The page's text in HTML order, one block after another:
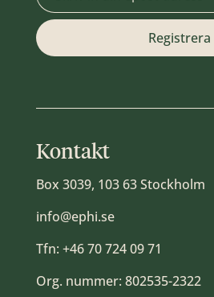
Kontakt
Box 3039, 103 63 Stockholm
info@ephi.se
Tfn: +46 70 724 09 71
Org. nummer: 802535-2322